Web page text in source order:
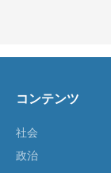
コンテンツ
社会
政治